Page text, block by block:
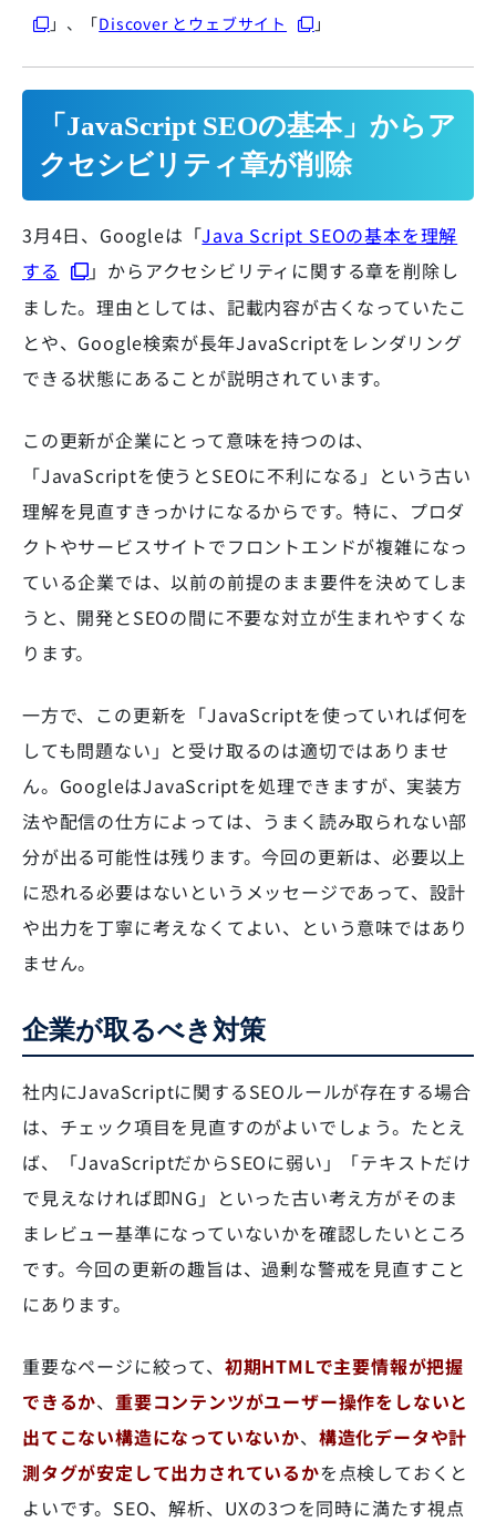
」、
「Discover とウェブサイト 」
「JavaScript SEOの基本」からア
クセシビリティ章が削除
3月4日、Googleは「Java Script SEOの基本を理解
する
」からアクセシビリティに関する章を削除し
ました。理由としては、記載内容が古くなっていたこ
とや、Google検索が長年JavaScriptをレンダリング
できる状態にあることが説明されています。
この更新が企業にとって意味を持つのは、
「JavaScriptを使うとSEOに不利になる」という古い
理解を見直すきっかけになるからです。特に、プロダ
クトやサービスサイトでフロントエンドが複雑になっ
ている企業では、以前の前提のまま要件を決めてしま
うと、開発とSEOの間に不要な対立が生まれやすくな
ります。
一方で、この更新を「JavaScriptを使っていれば何を
しても問題ない」と受け取るのは適切ではありませ
ん。GoogleはJavaScriptを処理できますが、実装方
法や配信の仕方によっては、うまく読み取られない部
分が出る可能性は残ります。今回の更新は、必要以上
に恐れる必要はないというメッセージであって、設計
や出力を丁寧に考えなくてよい、という意味ではあり
ません。
企業が取るべき対策
社内にJavaScriptに関するSEOルールが存在する場合
は、チェック項目を見直すのがよいでしょう。たとえ
ば、「JavaScriptだからSEOに弱い」「テキストだけ
で見えなければ即NG」といった古い考え方がそのま
まレビュー基準になっていないかを確認したいところ
です。今回の更新の趣旨は、過剰な警戒を見直すこと
にあります。
重要なページに絞って、 初期HTMLで主要情報が把握
できるか、重要コンテンツがユーザー操作をしないと
出てこない構造になっていないか、 構造化データや計
測タグが安定して出力されているかを点検しておくと
よいです。SEO、解析、UXの3つを同時に満たす視点